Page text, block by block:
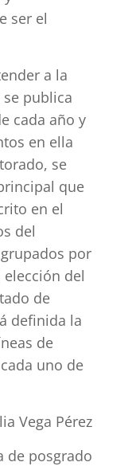
ser el
a la
publica
cada año y
en ella
se
que
en el
del
por
del
de
definida la
de
uno de
Vega Pérez
de posgrado